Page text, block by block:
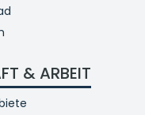
& ARBEIT